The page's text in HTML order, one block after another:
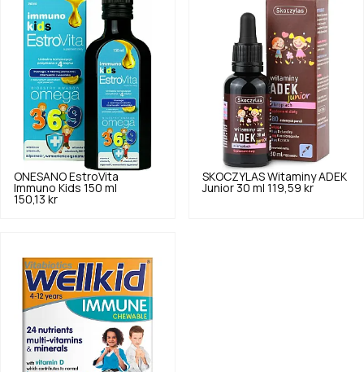
ONESANO EstroVita
Immuno Kids 150 ml
150,13 kr
SKOCZYLAS Witaminy ADEK
Junior 30 ml 119,59 kr